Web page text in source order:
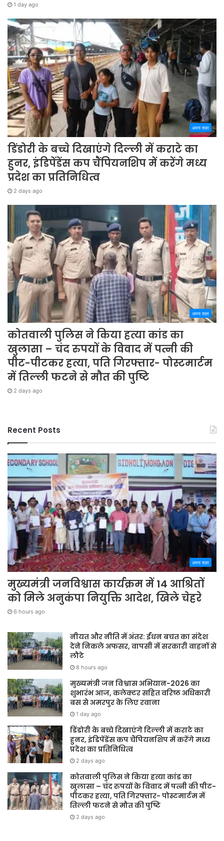
1 day ago
अपना शहर
डिंडोरी के बच्चे दिखाएंगे दिल्ली में कराटे का
हुनर, इंडिपेंडेंस कप चैंपियनशिप में करेंगे मध्य
प्रदेश का प्रतिनिधित्व
2 days ago
अपना शहर
कोतवाली पुलिस ने किया हत्या कांड का
खुलासा – चंद रुपयों के विवाद में पत्नी की
पीट-पीटकर हत्या, पति गिरफ्तार- पोस्टमार्टम
में तिल्ली फटने से मौत की पुष्टि
2 days ago
Recent Posts
अपना शहर
मुख्यमंत्री जनविश्वास कार्यक्रम में 14 आश्रितों
को मिले अनुकंपा नियुक्ति आदेश, खिले चेहरे
6 hours ago
नीयत और नीति में अंतर: ईंधन बचत का संदेश
देने निकले अफसर, वापसी में सरकारी वाहनों से
लौटे
8 hours ago
मुख्यमंत्री जन विश्वास अभियान-2026 का
शुभारंभ आज, कलेक्टर सहित वरिष्ठ अधिकारी
बस से अमरपुर के लिए रवाना
1 day ago
डिंडोरी के बच्चे दिखाएंगे दिल्ली में कराटे का
हुनर, इंडिपेंडेंस कप चैंपियनशिप में करेंगे मध्य
प्रदेश का प्रतिनिधित्व
2 days ago
कोतवाली पुलिस ने किया हत्या कांड का
खुलासा – चंद रुपयों के विवाद में पत्नी की पीट-
पीटकर हत्या, पति गिरफ्तार- पोस्टमार्टम में
तिल्ली फटने से मौत की पुष्टि
2 days ago